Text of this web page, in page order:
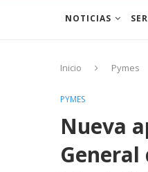
NOTICIAS
Inicio Pymes
PYMES
Nueva